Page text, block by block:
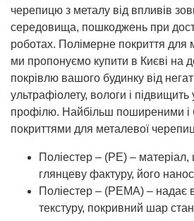
черепицю з металу від впливів
середовища, пошкоджень при
роботах. Полімерне покриття для
ми пропонуємо купити в Києві на
покрівлю вашого будинку від
ультрафіолету, вологи і підвищить
профілю. Найбільш поширеними
покриттями для металевої
Поліестер – (РЕ) –
глянцеву фактуру, його
Поліестер – (РЕМА) – надає
текстуру, покривний шар